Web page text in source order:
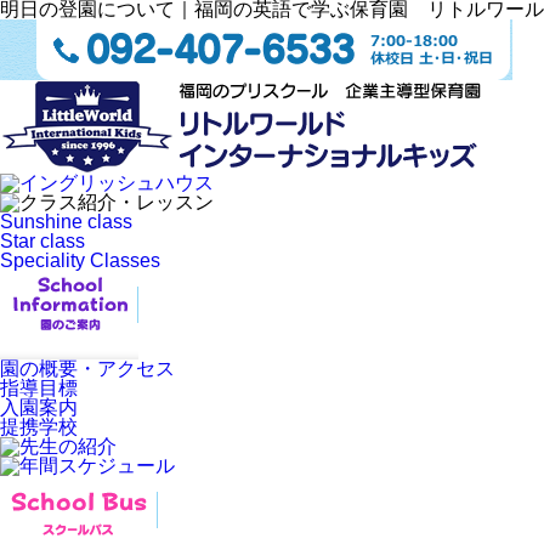
明日の登園について｜福岡の英語で学ぶ保育園 リトルワー
Sunshine class
Star class
Speciality Classes
園の概要・アクセス
指導目標
入園案内
提携学校